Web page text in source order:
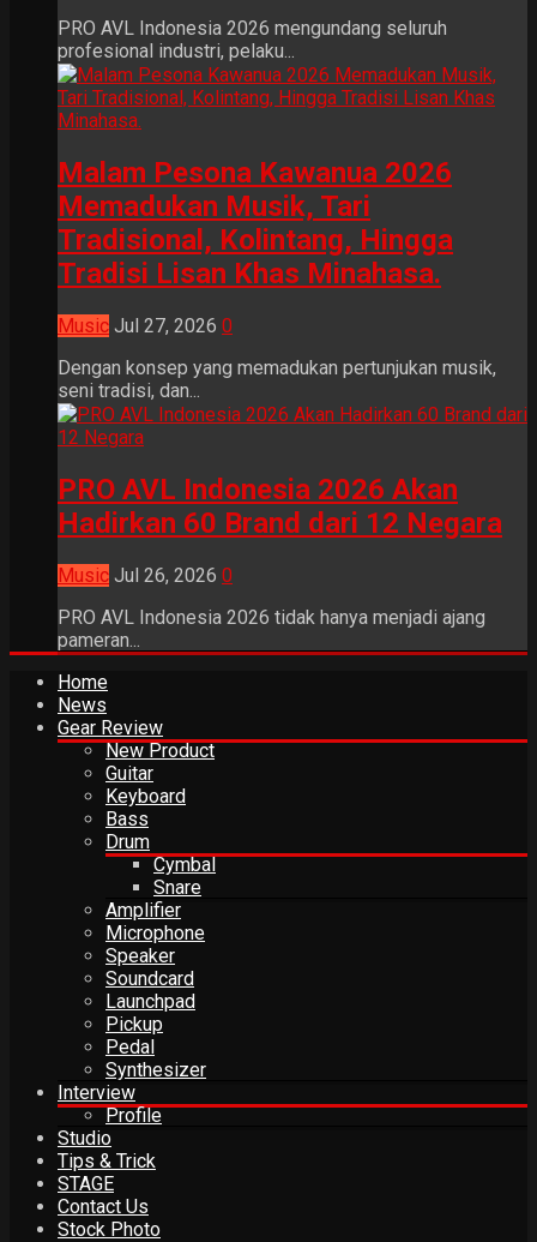
PRO AVL Indonesia 2026 mengundang seluruh
profesional industri, pelaku...
Malam Pesona Kawanua 2026
Memadukan Musik, Tari
Tradisional, Kolintang, Hingga
Tradisi Lisan Khas Minahasa.
Music Jul 27, 2026 0
Dengan konsep yang memadukan pertunjukan musik,
seni tradisi, dan...
PRO AVL Indonesia 2026 Akan
Hadirkan 60 Brand dari 12 Negara
Music Jul 26, 2026 0
PRO AVL Indonesia 2026 tidak hanya menjadi ajang
pameran...
Home
News
Gear Review
New Product
Guitar
Keyboard
Bass
Drum
Cymbal
Snare
Amplifier
Microphone
Speaker
Soundcard
Launchpad
Pickup
Pedal
Synthesizer
Interview
Profile
Studio
Tips & Trick
STAGE
Contact Us
Stock Photo